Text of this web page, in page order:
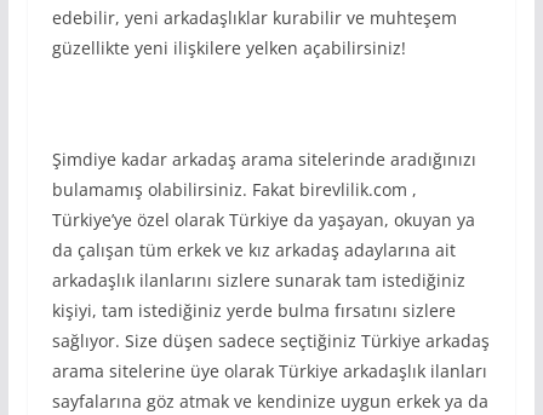
edebilir, yeni arkadaşlıklar kurabilir ve muhteşem
güzellikte yeni ilişkilere yelken açabilirsiniz!
Şimdiye kadar arkadaş arama sitelerinde aradığınızı
bulamamış olabilirsiniz. Fakat birevlilik.com ,
Türkiye’ye özel olarak Türkiye da yaşayan, okuyan ya
da çalışan tüm erkek ve kız arkadaş adaylarına ait
arkadaşlık ilanlarını sizlere sunarak tam istediğiniz
kişiyi, tam istediğiniz yerde bulma fırsatını sizlere
sağlıyor. Size düşen sadece seçtiğiniz Türkiye arkadaş
arama sitelerine üye olarak Türkiye arkadaşlık ilanları
sayfalarına göz atmak ve kendinize uygun erkek ya da